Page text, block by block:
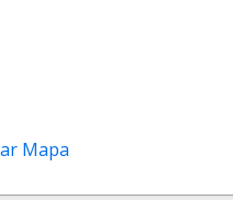
Mapa